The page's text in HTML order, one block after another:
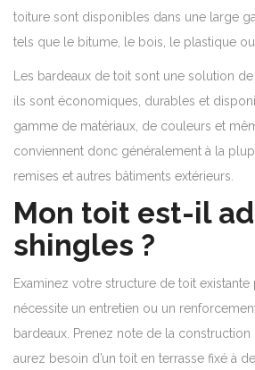
toiture sont disponibles dans une large
tels que le bitume, le bois, le plastique ou
Les bardeaux de toit sont une solution
ils sont économiques, durables et
gamme de matériaux, de couleurs et
conviennent donc généralement à la
remises et autres bâtiments extérieurs.
Mon toit est-il
shingles ?
Examinez votre structure de toit
nécessite un entretien ou un
bardeaux. Prenez note de la
aurez besoin d’un toit en terrasse fixé à